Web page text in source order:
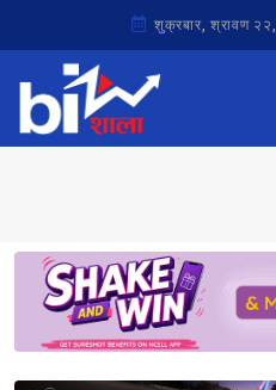
शुक्रबार, श्रावण